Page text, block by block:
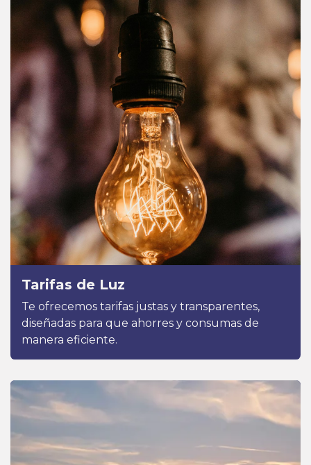
Tarifas de Luz
Te ofrecemos tarifas justas y transparentes,
diseñadas para que ahorres y consumas de
manera eficiente.